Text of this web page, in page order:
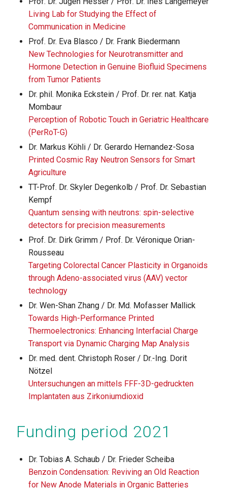
Living Lab for Studying the Effect of
Communication in Medicine
Prof. Dr. Eva Blasco / Dr. Frank Biedermann
New Technologies for Neurotransmitter and
Hormone Detection in Genuine Biofluid Specimens
from Tumor Patients
Dr. phil. Monika Eckstein / Prof. Dr. rer. nat. Katja
Mombaur
Perception of Robotic Touch in Geriatric Healthcare
(PerRoT-G)
Dr. Markus Köhli / Dr. Gerardo Hernandez-Sosa
Printed Cosmic Ray Neutron Sensors for Smart
Agriculture
TT-Prof. Dr. Skyler Degenkolb / Prof. Dr. Sebastian
Kempf
Quantum sensing with neutrons: spin-selective
detectors for precision measurements
Prof. Dr. Dirk Grimm / Prof. Dr. Véronique Orian-
Rousseau
Targeting Colorectal Cancer Plasticity in Organoids
through Adeno-associated virus (AAV) vector
technology
Dr. Wen-Shan Zhang / Dr. Md. Mofasser Mallick
Towards High-Performance Printed
Thermoelectronics: Enhancing Interfacial Charge
Transport via Dynamic Charging Map Analysis
Dr. med. dent. Christoph Roser / Dr.-Ing. Dorit
Nötzel
Untersuchungen an mittels FFF-3D-gedruckten
Implantaten aus Zirkoniumdioxid
Funding period 2021
Dr. Tobias A. Schaub / Dr. Frieder Scheiba
Benzoin Condensation: Reviving an Old Reaction
for New Anode Materials in Organic Batteries